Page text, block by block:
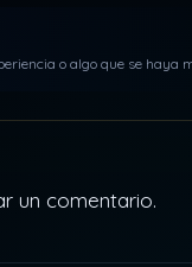
o algo que se haya
un comentario.